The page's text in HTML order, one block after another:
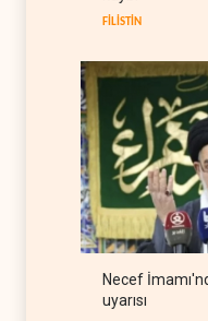
FİLİSTİN
Necef
uyarısı